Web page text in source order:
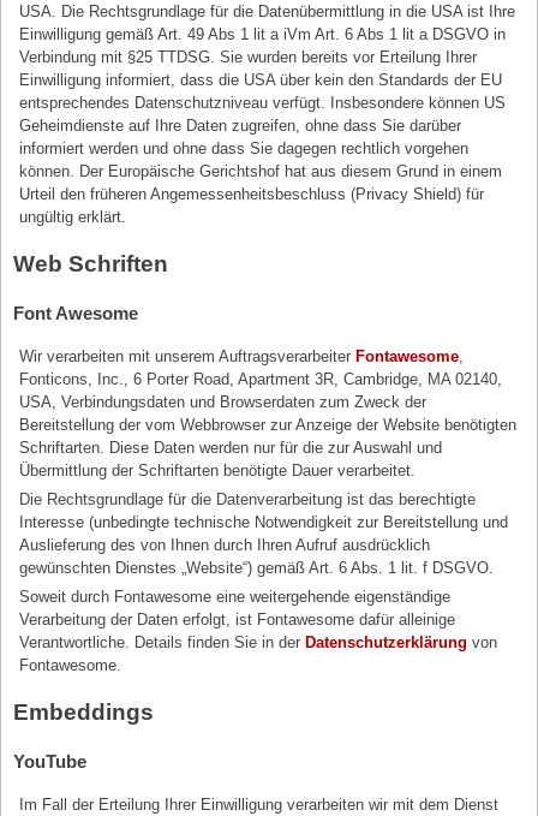
USA. Die Rechtsgrundlage für die Datenübermittlung in die USA ist Ihre
Einwilligung gemäß Art. 49 Abs 1 lit a iVm Art. 6 Abs 1 lit a DSGVO in
Verbindung mit §25 TTDSG. Sie wurden bereits vor Erteilung Ihrer
Einwilligung informiert, dass die USA über kein den Standards der EU
entsprechendes Datenschutzniveau verfügt. Insbesondere können US
Geheimdienste auf Ihre Daten zugreifen, ohne dass Sie darüber
informiert werden und ohne dass Sie dagegen rechtlich vorgehen
können. Der Europäische Gerichtshof hat aus diesem Grund in einem
Urteil den früheren Angemessenheitsbeschluss (Privacy Shield) für
ungültig erklärt.
Web Schriften
Font Awesome
Wir verarbeiten mit unserem Auftragsverarbeiter Fontawesome,
Fonticons, Inc., 6 Porter Road, Apartment 3R, Cambridge, MA 02140,
USA, Verbindungsdaten und Browserdaten zum Zweck der
Bereitstellung der vom Webbrowser zur Anzeige der Website benötigten
Schriftarten. Diese Daten werden nur für die zur Auswahl und
Übermittlung der Schriftarten benötigte Dauer verarbeitet.
Die Rechtsgrundlage für die Datenverarbeitung ist das berechtigte
Interesse (unbedingte technische Notwendigkeit zur Bereitstellung und
Auslieferung des von Ihnen durch Ihren Aufruf ausdrücklich
gewünschten Dienstes „Website“) gemäß Art. 6 Abs. 1 lit. f DSGVO.
Soweit durch Fontawesome eine weitergehende eigenständige
Verarbeitung der Daten erfolgt, ist Fontawesome dafür alleinige
Verantwortliche. Details finden Sie in der Datenschutzerklärung von
Fontawesome.
Embeddings
YouTube
Im Fall der Erteilung Ihrer Einwilligung verarbeiten wir mit dem Dienst